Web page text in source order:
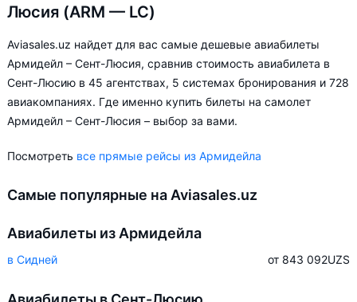
Люсия (ARM — LC)
Aviasales.uz найдет для вас самые дешевые авиабилеты
Армидейл – Сент-Люсия, сравнив стоимость авиабилета в
Сент-Люсию в 45 агентствах, 5 системах бронирования и 728
авиакомпаниях. Где именно купить билеты на самолет
Армидейл – Сент-Люсия – выбор за вами.
Посмотреть все прямые рейсы из Армидейла
Самые популярные на Aviasales.uz
Авиабилеты из Армидейла
в Сидней от 843 092UZS